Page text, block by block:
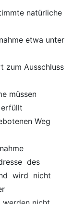
natürliche
etwa unter
zum Ausschluss
müssen
erfüllt
Weg
des
wird nicht